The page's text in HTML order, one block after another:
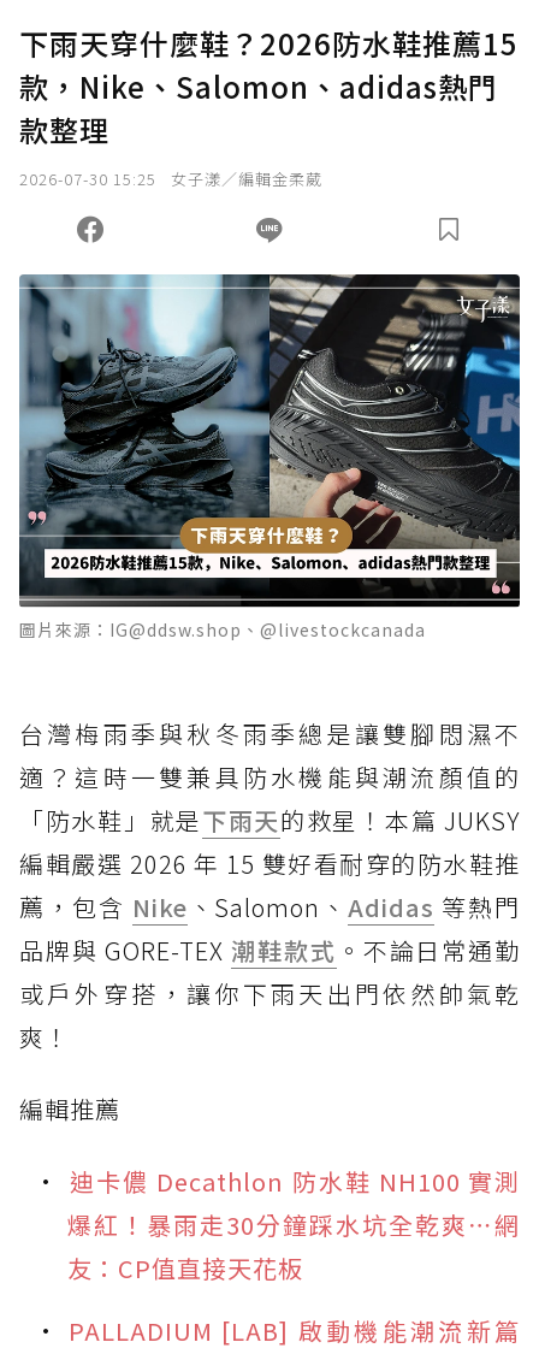
下雨天穿什麼鞋？2026防水鞋推薦15
款，Nike、Salomon、adidas熱門
款整理
2026-07-30 15:25 女子漾／編輯金柔葳
圖片來源：IG@ddsw.shop、@livestockcanada
台灣梅雨季與秋冬雨季總是讓雙腳悶濕不
適？這時一雙兼具防水機能與潮流顏值的
「防水鞋」就是下雨天的救星！本篇 JUKSY
編輯嚴選 2026 年 15 雙好看耐穿的防水鞋推
薦，包含 Nike 、Salomon、Adidas 等熱門
品牌與 GORE-TEX 潮鞋款式 。不論日常通勤
或戶外穿搭，讓你下雨天出門依然帥氣乾
爽！
編輯推薦
迪卡儂 Decathlon 防水鞋 NH100 實測
爆紅！暴雨走30分鐘踩水坑全乾爽⋯網
友：CP值直接天花板
PALLADIUM [LAB] 啟動機能潮流新篇